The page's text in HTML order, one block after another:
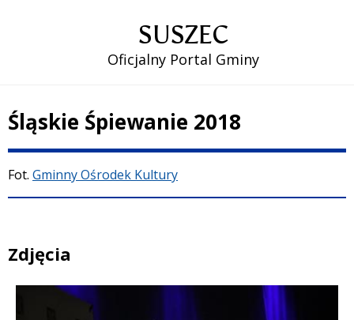
SUSZEC
Oficjalny Portal Gminy
Śląskie Śpiewanie 2018
Treść
Fot. Gminny Ośrodek Kultury
Zdjęcia